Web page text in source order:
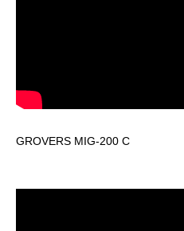
GROVERS MIG-200 C